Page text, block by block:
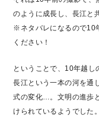
のように成長し、長江と
※ネタバレになるので10
ください！
ということで、10年越し
長江という一本の河を通
式の変化…。文明の進歩
けられているようでした。